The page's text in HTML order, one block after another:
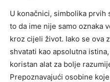
U konačnici, simbolika prvih
to da ime nije samo oznaka
kroz cijeli život. Iako se ova
shvatati kao apsolutna
koristan alat za bolje
Prepoznavajući osobine